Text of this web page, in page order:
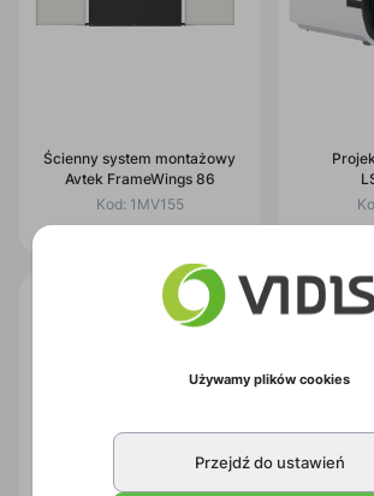
Ścienny system montażowy
Avtek FrameWings 86
Kod: 1MV155
Nowość
Używamy plików cookies
Przejdź do ustawień